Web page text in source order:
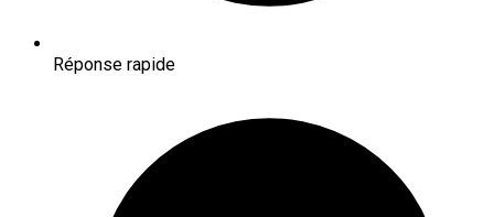
Réponse rapide